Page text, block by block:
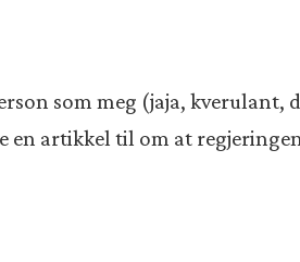
som meg (jaja, kverulant,
en artikkel til om at